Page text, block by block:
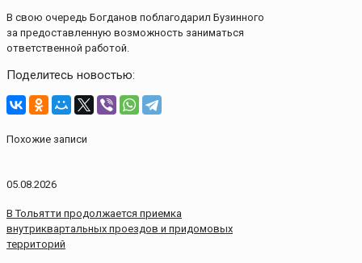
В свою очередь Богданов поблагодарил Бузинного
за предоставленную возможность заниматься
ответственной работой.
Поделитесь новостью:
Похожие записи
05.08.2026
В Тольятти продолжается приемка
внутриквартальных проездов и придомовых
территорий